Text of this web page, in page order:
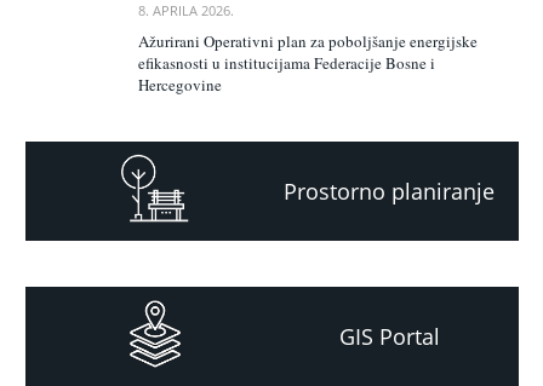
8. APRILA 2026.
Ažurirani Operativni plan za poboljšanje energijske
efikasnosti u institucijama Federacije Bosne i
Hercegovine
Prostorno planiranje
GIS Portal